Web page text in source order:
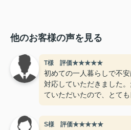
他のお客様の声を見る
T様 評価★★★★★
初めての一人暮らしで不
対応していただきました
ていただいたので、とても
S様 評価★★★★★